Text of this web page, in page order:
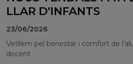
LLAR D'INFANTS
23/06/2026
Vetllem pel benestar i comfort de
docent